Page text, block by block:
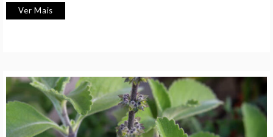
Ver Mais